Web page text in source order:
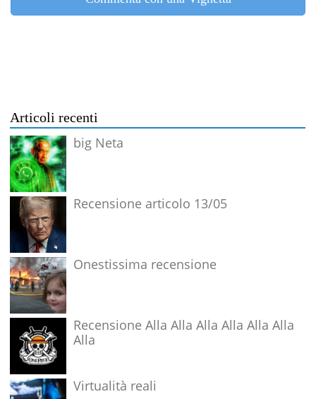
Articoli recenti
big Neta
Recensione articolo 13/05
Onestissima recensione
Recensione Alla Alla Alla Alla Alla Alla
Alla
Virtualità reali